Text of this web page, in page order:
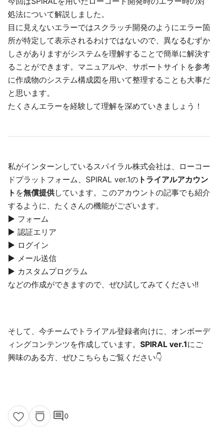
処法について解説しました。
目に見えないエラーではスクラッチ開発のようにエラー箇
所が特定して表示されるわけではないので、異なるむずか
しさがありますがシステムを理解することで簡単に解決す
ることができます。マニュアルや、サポートサイトを参考
に作成物のシステム構成図を用いて整理することも大事だ
と思います。
たくさんエラーを経験して理解を深めていきましょう！
私がインターンしているスパイラル株式会社は、ローコー
ドプラットフォーム、SPIRAL ver.1の トライアルアカウン
ト を無償提供しています。このアカウントの記事でも紹介
するように、たくさんの機能がございます。
▶︎ フォーム
▶︎ 認証エリア
▶︎ ログイン
▶︎ メール送信
▶︎ カスタムプログラム
などの作成ができますので、ぜひ試してみてください!!
そして、今チームでトライアル登録者向けに、オンボーデ
ィングコンテンツを作成しています。 SPIRAL ver.1にご
興味のある方、ぜひこちらもご覧ください👇
comment0